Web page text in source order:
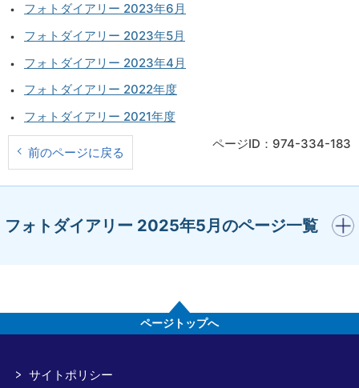
フォトダイアリー 2023年6月
フォトダイアリー 2023年5月
フォトダイアリー 2023年4月
フォトダイアリー 2022年度
フォトダイアリー 2021年度
前のページに戻る
ページID：974-334-183
フォトダイアリー 2025年5月のページ一覧
開く
ページトップへ
サイトポリシー